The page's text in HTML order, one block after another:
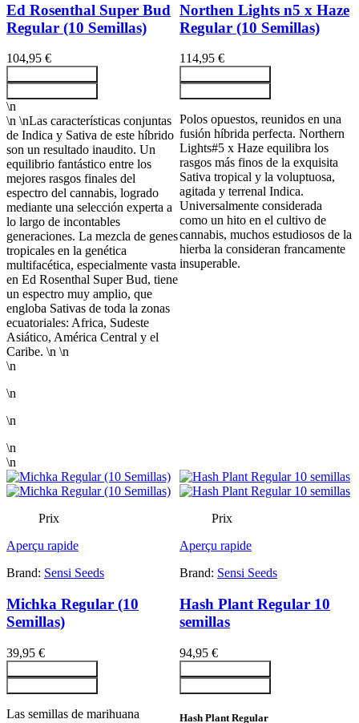
Ed Rosenthal Super Bud
Regular (10 Semillas)
104,95 €
\n
\n \nLas características conjuntas
de Indica y Sativa de este híbrido
son un resultado inaudito. Un
equilibrio fantástico entre los
mejores rasgos finales del
espectro del cannabis, logrado
mediante una selección experta a
lo largo de incontables
generaciones. La mezcla de genes
tropicales en la genética
multifacética, especialmente vasta
en Ed Rosenthal Super Bud, tiene
un espectro muy amplio, que
engloba Sativas de toda la zonas
ecuatoriales: Africa, Sudeste
Asiático, América Central y el
Caribe. \n \n
\n
\n
\n
\n
\n
Northen Lights n5 x Haze
Regular (10 Semillas)
114,95 €
Polos opuestos, reunidos en una
fusión híbrida perfecta. Northern
Lights#5 x Haze equilibra los
rasgos más finos de la exquisita
Sativa tropical y la voluptuosa,
agitada y terrenal Indica.
Universalmente considerada
como un hito en el cultivo de
cannabis, muchos estudiosos de la
hierba la consideran francamente
insuperable.
Prix
Aperçu rapide
Brand: Sensi Seeds
Michka Regular (10
Semillas)
39,95 €
Las semillas de marihuana
Prix
Aperçu rapide
Brand: Sensi Seeds
Hash Plant Regular 10
semillas
94,95 €
Hash Plant Regular